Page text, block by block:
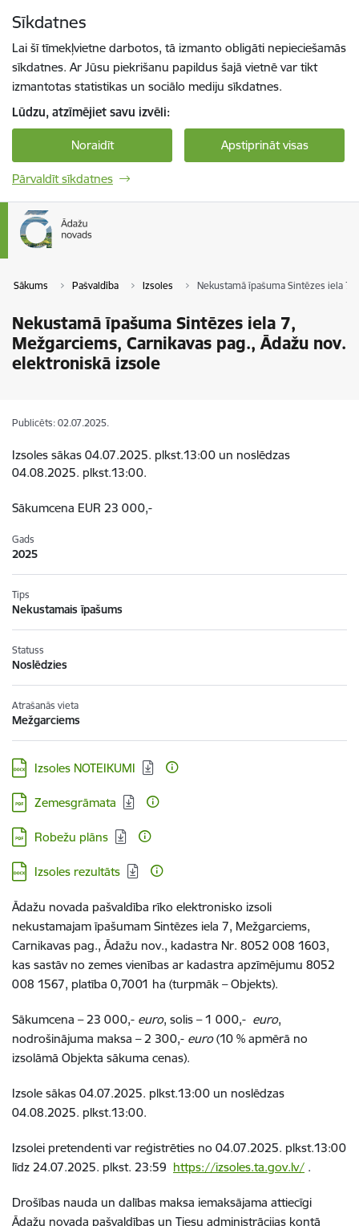
Sīkdatnes
Lai šī tīmekļvietne darbotos, tā izmanto obligāti nepieciešamās
sīkdatnes. Ar Jūsu piekrišanu papildus šajā vietnē var tikt
izmantotas statistikas un sociālo mediju sīkdatnes.
Lūdzu, atzīmējiet savu izvēli:
Noraidīt Apstiprināt visas
Pārvaldīt sīkdatnes
Sākums Pašvaldība Izsoles Nekustamā īpašuma Sintēzes iela 7,
Nekustamā īpašuma Sintēzes iela 7,
Mežgarciems, Carnikavas pag., Ādažu nov.
elektroniskā izsole
Publicēts: 02.07.2025.
Izsoles sākas 04.07.2025. plkst.13:00 un noslēdzas
04.08.2025. plkst.13:00.
Sākumcena EUR 23 000,-
Gads
2025
Tips
Nekustamais īpašums
Statuss
Noslēdzies
Atrašanās vieta
Mežgarciems
Lejupielādēt:
Izsoles NOTEIKUMI
Lejupielādēt:
Zemesgrāmata
Lejupielādēt:
Robežu plāns
Lejupielādēt:
Izsoles rezultāts
Ādažu novada pašvaldība rīko elektronisko izsoli
nekustamajam īpašumam Sintēzes iela 7, Mežgarciems,
Carnikavas pag., Ādažu nov., kadastra Nr. 8052 008 1603,
kas sastāv no zemes vienības ar kadastra apzīmējumu 8052
008 1567, platība 0,7001 ha (turpmāk – Objekts).
Sākumcena – 23 000,- euro, solis – 1 000,- euro,
nodrošinājuma maksa – 2 300,- euro(10 % apmērā no
izsolāmā Objekta sākuma cenas).
Izsole sākas 04.07.2025. plkst.13:00 un noslēdzas
04.08.2025. plkst.13:00.
Izsolei pretendenti var reģistrēties no 04.07.2025. plkst.13:00
līdz 24.07.2025. plkst. 23:59 https://izsoles.ta.gov.lv/ .
Drošības nauda un dalības maksa iemaksājama attiecīgi
Ādažu novada pašvaldības un Tiesu administrācijas kontā